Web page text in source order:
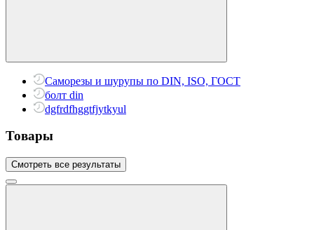
Саморезы и шурупы по DIN, ISO, ГОСТ
болт din
dgfrdfhggtfjytkyul
Товары
Смотреть все результаты